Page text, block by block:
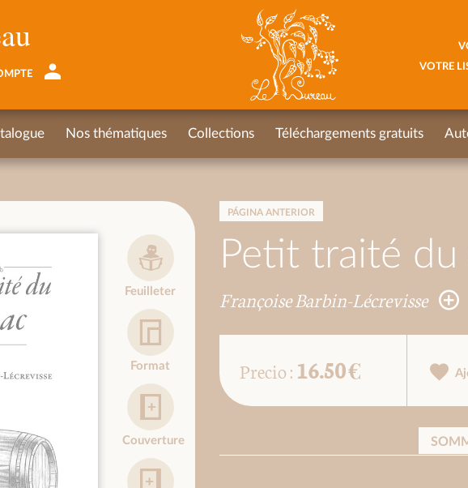
PÁGINA ANTERIOR
Petit traité du
Françoise Barbin-Lécrevisse
Feuilleter
Format
Couverture
Precio : 16.50 €
VOTRE
Nos thématiques Collections Téléchargements gratuits